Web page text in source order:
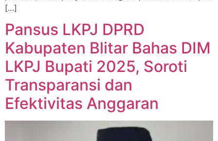
[…]
Pansus LKPJ DPRD
Kabupaten Blitar Bahas DIM
LKPJ Bupati 2025, Soroti
Transparansi dan
Efektivitas Anggaran